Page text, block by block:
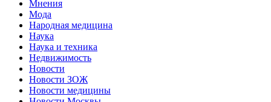
Мнения
Мода
Народная медицина
Наука
Наука и техника
Недвижимость
Новости
Новости ЗОЖ
Новости медицины